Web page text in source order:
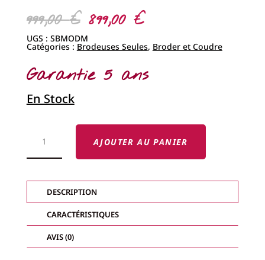
999,00€ Le
prix
était :
999,00 €.
899,00 €Le
prix
est :
899,00 €.
UGS : SBMODM
Catégories : Brodeuses Seules, Broder et Coudre
Garantie 5 ans
En Stock
MODULE
BRODERIE
BERNINA
AJOUTER AU PANIER
DESCRIPTION
CARACTÉRISTIQUES
AVIS (0)